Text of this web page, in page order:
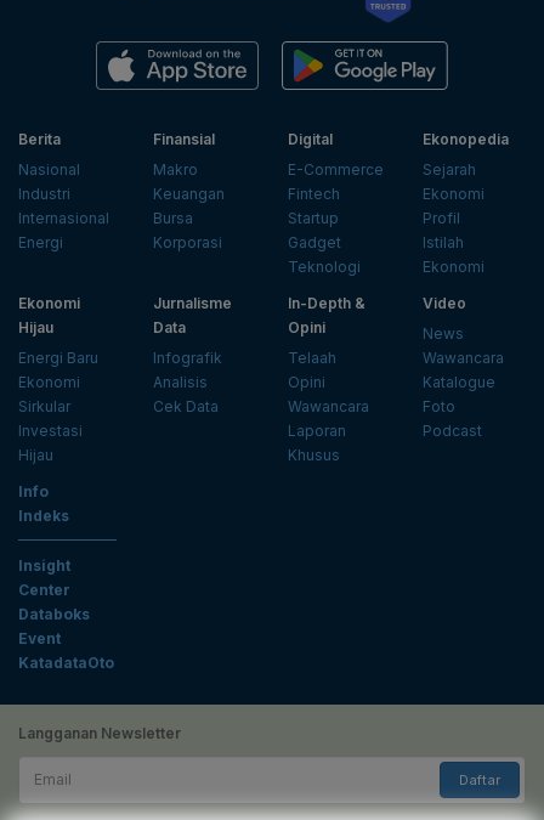
Berita
Nasional
Industri
Internasional
Energi
Finansial
Makro
Keuangan
Bursa
Korporasi
Digital
E-Commerce
Fintech
Startup
Gadget
Teknologi
Ekonopedia
Sejarah
Ekonomi
Profil
Istilah
Ekonomi
Ekonomi
Hijau
Energi Baru
Ekonomi
Sirkular
Investasi
Hijau
Jurnalisme
Data
Infografik
Analisis
Cek Data
In-Depth &
Opini
Telaah
Opini
Wawancara
Laporan
Khusus
Video
News
Wawancara
Katalogue
Foto
Podcast
Info
Indeks
Insight
Center
Databoks
Event
KatadataOto
Langganan Newsletter
Daftar